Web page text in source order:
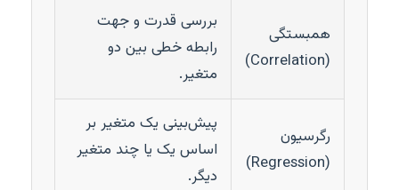
همبستگی
(Correlation)
بررسی قدرت و جهت
رابطه خطی بین دو
متغیر.
رگرسیون
(Regression)
پیش‌بینی یک متغیر بر
اساس یک یا چند متغیر
دیگر.